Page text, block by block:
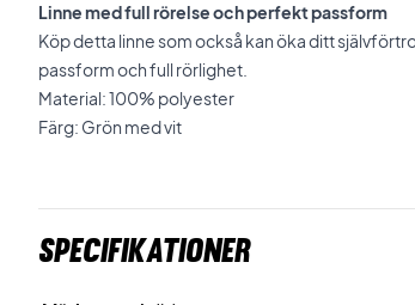
Linne med full rörelse och perfekt passform
Köp detta linne som också kan öka ditt
passform och full rörlighet.
Material: 100% polyester
Färg: Grön med vit
Specifikationer